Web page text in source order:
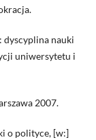
dyscyplina nauki
uniwersytetu i
2007.
o polityce, [w:]